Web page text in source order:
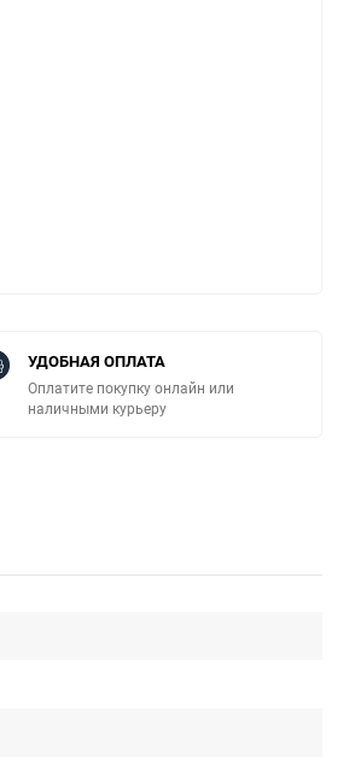
УДОБНАЯ ОПЛАТА
Оплатите покупку онлайн или
наличными курьеру